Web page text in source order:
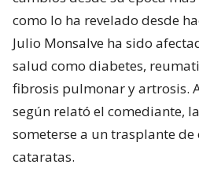
como lo ha revelado desde
Julio Monsalve ha sido
salud como diabetes,
fibrosis pulmonar y artrosis.
según relató el comediante,
someterse a un trasplante de
cataratas.